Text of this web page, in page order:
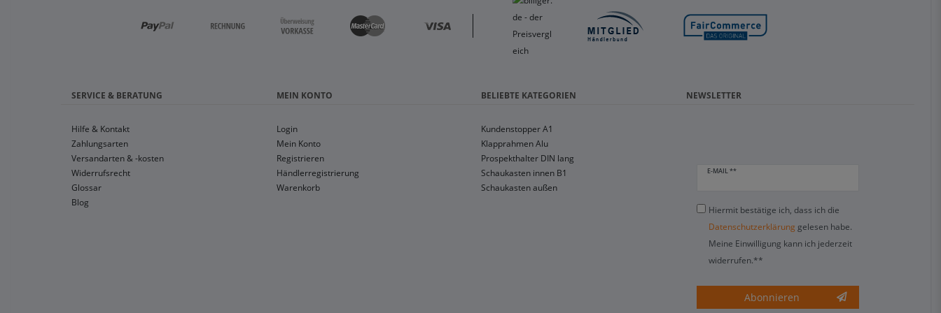
SERVICE & BERATUNG
Hilfe & Kontakt
Zahlungsarten
Versandarten & -kosten
Widerrufsrecht
Glossar
Blog
MEIN KONTO
Login
Mein Konto
Registrieren
Händlerregistrierung
Warenkorb
BELIEBTE KATEGORIEN
Kundenstopper A1
Klapprahmen Alu
Prospekthalter DIN lang
Schaukasten innen B1
Schaukasten außen
NEWSLETTER
E-MAIL **
Hiermit bestätige ich, dass ich die
Daten­schutz­erklärung gelesen habe.
Meine Einwilligung kann ich jederzeit
widerrufen.**
Abonnieren